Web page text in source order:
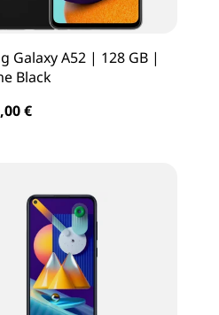
Galaxy A52 | 128 GB |
Black
€